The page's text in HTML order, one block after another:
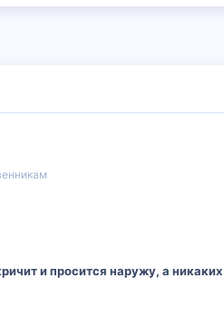
и просится наружу, а